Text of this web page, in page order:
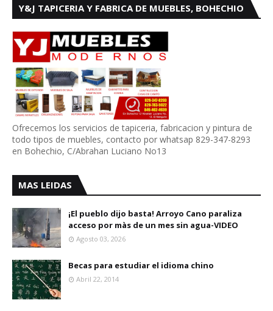
Y&J TAPICERIA Y FABRICA DE MUEBLES, BOHECHIO
Ofrecemos los servicios de tapiceria, fabricacion y pintura de
todo tipos de muebles, contacto por whatsap 829-347-8293
en Bohechio, C/Abrahan Luciano No13
MAS LEIDAS
¡El pueblo dijo basta! Arroyo Cano paraliza
acceso por màs de un mes sin agua-VIDEO
Agosto 03, 2026
Becas para estudiar el idioma chino
Abril 22, 2014